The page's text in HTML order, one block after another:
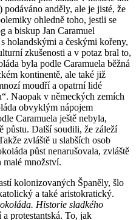
anděly, ale je jisté, že
ohledně toho, jestli se
a biskup Jan Caramuel
holandskými a českými kořeny,
zkušenosti a v potaz bral to,
byla podle Caramuela běžná
kontinentě, ale také již
moudří a opatrní lidé
Naopak v německých zemích
obvyklým nápojem
Caramuela ještě nebyla,
půstu. Další soudili, že záleží
zvláště u slabších osob
půst nenarušovala, zvláště
množství.
kolonizovaných Španěly, šlo
a také aristokratický.
Historie sladkého
a protestantská. To, jak